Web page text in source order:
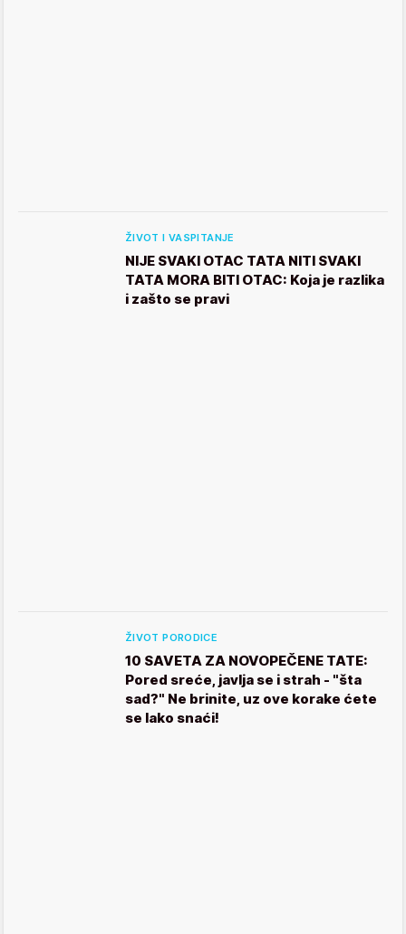
ŽIVOT I VASPITANJE
NIJE SVAKI OTAC TATA NITI SVAKI
TATA MORA BITI OTAC: Koja je razlika
i zašto se pravi
ŽIVOT PORODICE
10 SAVETA ZA NOVOPEČENE TATE:
Pored sreće, javlja se i strah - "šta
sad?" Ne brinite, uz ove korake ćete
se lako snaći!